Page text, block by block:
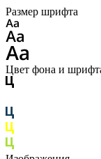
Размер шрифта
Цвет фона и